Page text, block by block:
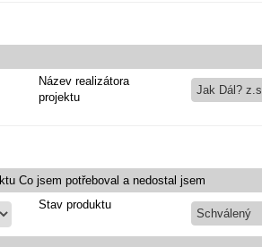
Název realizátora
projektu
Jak Dál? z.s.
Stav produktu
Schválený